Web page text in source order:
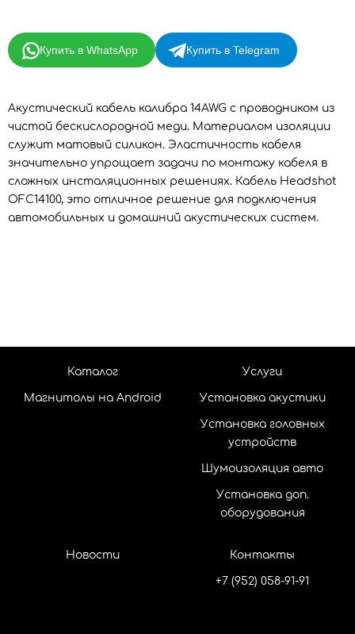
Купить в WhatsApp Купить в Telegram
Акустический кабель калибра 14AWG с проводником из
чистой бескислородной меди. Материалом изоляции
служит матовый силикон. Эластичность кабеля
значительно упрощает задачи по монтажу кабеля в
сложных инсталяционных решениях. Кабель Headshot
OFC14100, это отличное решение для подключения
автомобильных и домашний акустических систем.
Каталог
Магнитолы на Android
Услуги
Установка акустики
Установка головных
устройств
Шумоизоляция авто
Установка доп.
оборудования
Новости Контакты
+7 (952) 058-91-91